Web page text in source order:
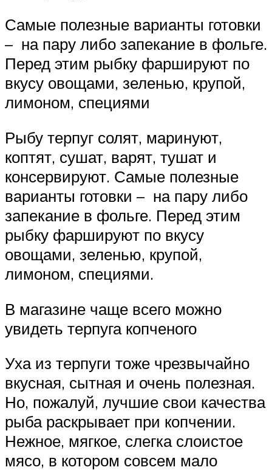
Самые полезные варианты готовки
– на пару либо запекание в фольге.
Перед этим рыбку фаршируют по
вкусу овощами, зеленью, крупой,
лимоном, специями
Рыбу терпуг солят, маринуют,
коптят, сушат, варят, тушат и
консервируют. Самые полезные
варианты готовки – на пару либо
запекание в фольге. Перед этим
рыбку фаршируют по вкусу
овощами, зеленью, крупой,
лимоном, специями.
В магазине чаще всего можно
увидеть терпуга копченого
Уха из терпуги тоже чрезвычайно
вкусная, сытная и очень полезная.
Но, пожалуй, лучшие свои качества
рыба раскрывает при копчении.
Нежное, мягкое, слегка слоистое
мясо, в котором совсем мало